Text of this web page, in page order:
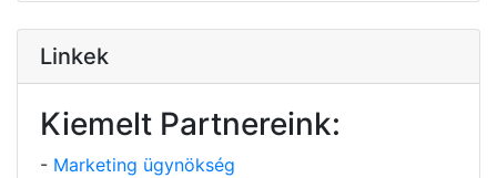
Linkek
Kiemelt Partnereink:
- Marketing ügynökség